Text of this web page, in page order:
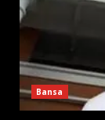
Bansa